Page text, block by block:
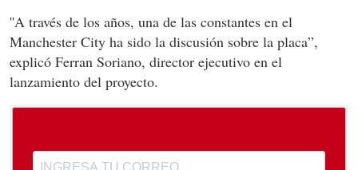
''A través de los años, una de las constantes en el
Manchester City ha sido la discusión sobre la placa”,
explicó Ferran Soriano, director ejecutivo en el
lanzamiento del proyecto.